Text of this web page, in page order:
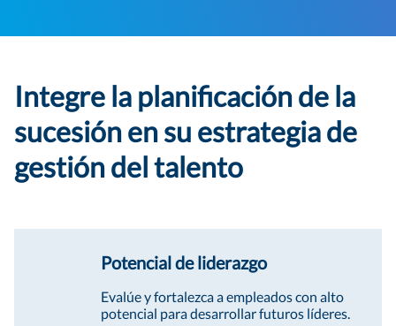
Integre la planificación de la
sucesión en su estrategia de
gestión del talento
Potencial de liderazgo
Evalúe y fortalezca a empleados con alto
potencial para desarrollar futuros líderes.